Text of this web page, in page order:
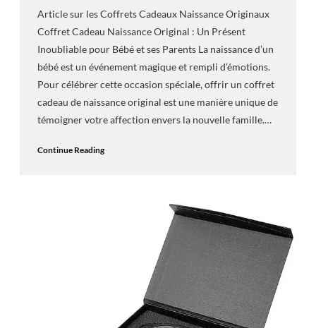
Article sur les Coffrets Cadeaux Naissance Originaux
Coffret Cadeau Naissance Original : Un Présent
Inoubliable pour Bébé et ses Parents La naissance d’un
bébé est un événement magique et rempli d’émotions.
Pour célébrer cette occasion spéciale, offrir un coffret
cadeau de naissance original est une manière unique de
témoigner votre affection envers la nouvelle famille.…
Continue Reading